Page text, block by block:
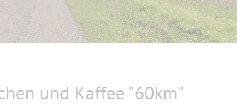
und Kaffee "60km"